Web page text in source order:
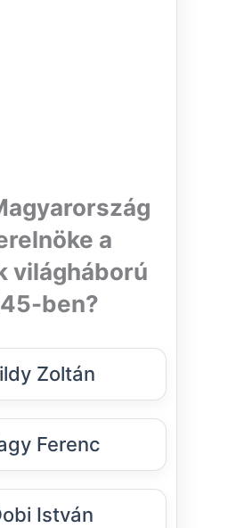
a
világháború
ben?
Zoltán
Ferenc
István